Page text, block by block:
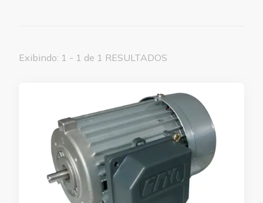
Exibindo: 1 - 1 de 1 RESULTADOS